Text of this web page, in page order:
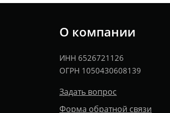
О компании
ИНН 6526721126
ОГРН 1050430608139
Задать вопрос
Форма обратной связи